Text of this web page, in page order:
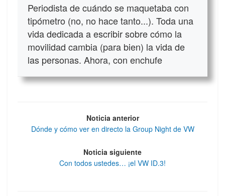
Periodista de cuándo se maquetaba con
tipómetro (no, no hace tanto...). Toda una
vida dedicada a escribir sobre cómo la
movilidad cambia (para bien) la vida de
las personas. Ahora, con enchufe
Noticia anterior
Dónde y cómo ver en directo la Group Night de VW
Noticia siguiente
Con todos ustedes… ¡el VW ID.3!